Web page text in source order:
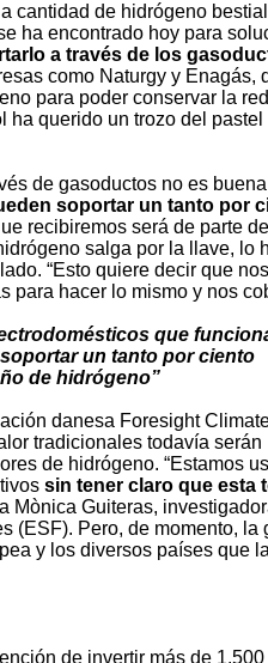
cantidad de hidrógeno
ha encontrado hoy para
a través de los
como Naturgy y Enagás,
para poder conservar la
querido un trozo del
de gasoductos no es buena
soportar un tanto por
recibiremos será de parte
salga por la llave, lo
“Esto quiere decir que
hacer lo mismo y nos
que
un tanto por ciento
de hidrógeno”
danesa Foresight
tradicionales todavía serán
de hidrógeno. “Estamos
sin tener claro que esta
Mònica Guiteras,
(ESF). Pero, de momento, la
y los diversos países que
de invertir más de